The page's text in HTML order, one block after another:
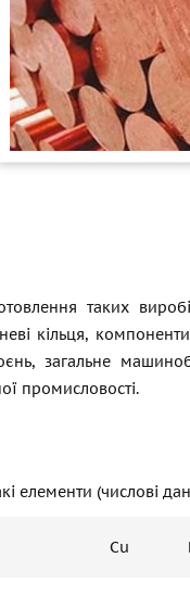
таких
кільця,
загальне
промисловості.
елементи (числові
Cu